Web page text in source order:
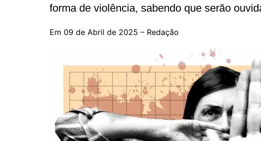
forma de violência, sabendo que serão
Em 09 de Abril de 2025 – Redação